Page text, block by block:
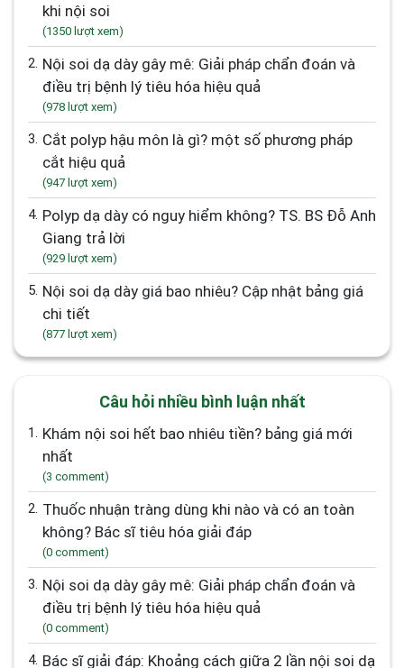
khi nội soi
(1350 lượt xem)
2. Nội soi dạ dày gây mê: Giải pháp chẩn đoán và
điều trị bệnh lý tiêu hóa hiệu quả
(978 lượt xem)
3. Cắt polyp hậu môn là gì? một số phương pháp
cắt hiệu quả
(947 lượt xem)
4. Polyp dạ dày có nguy hiểm không? TS. BS Đỗ Anh
Giang trả lời
(929 lượt xem)
5. Nội soi dạ dày giá bao nhiêu? Cập nhật bảng giá
chi tiết
(877 lượt xem)
Câu hỏi nhiều bình luận nhất
1.
Khám nội soi hết bao nhiêu tiền? bảng giá mới
nhất
(3 comment)
2. Thuốc nhuận tràng dùng khi nào và có an toàn
không? Bác sĩ tiêu hóa giải đáp
(0 comment)
3. Nội soi dạ dày gây mê: Giải pháp chẩn đoán và
điều trị bệnh lý tiêu hóa hiệu quả
(0 comment)
4. Bác sĩ giải đáp: Khoảng cách giữa 2 lần nội soi dạ